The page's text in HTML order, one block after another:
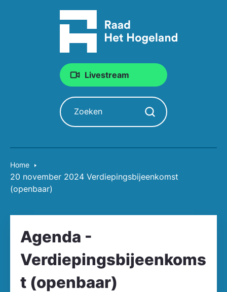
Livestream
Zoeken
Zoekopdracht starten
Home
20 november 2024 Verdiepingsbijeenkomst
(openbaar)
Agenda -
Verdiepingsbijeenkoms
t (openbaar)